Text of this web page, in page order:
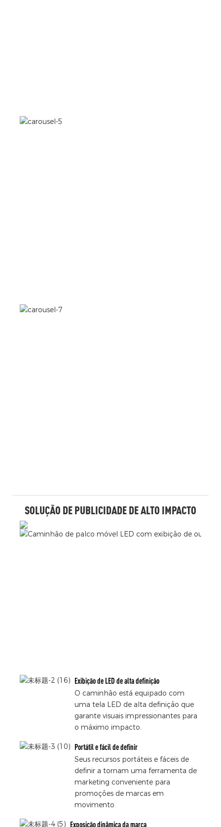
SOLUÇÃO DE PUBLICIDADE DE ALTO IMPACTO
Exibição de LED de alta definição
O caminhão está equipado com
uma tela LED de alta definição que
garante visuais impressionantes para
o máximo impacto.
Portátil e fácil de definir
Seus recursos portáteis e fáceis de
definir a tornam uma ferramenta de
marketing conveniente para
promoções de marcas em
movimento.
Exposição dinâmica da marca